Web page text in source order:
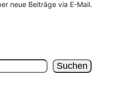
neue Beiträge via E-Mail.
Suchen